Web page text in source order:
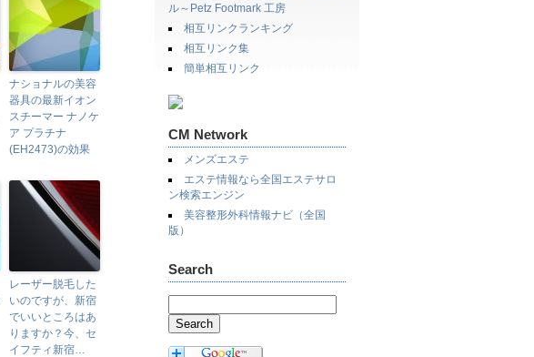
ル～Petz Footmark 工房
相互リンクランキング
相互リンク集
簡単相互リンク
CM Network
メンズエステ
エステ情報なら全国エステサロ
ン検索エンジン
美容整形外科情報ナビ（全国
版）
Search
ナショナルの美容
器具の最新イオン
スチーマー ナノケ
ア プラチナ
(EH2473)の効果
レーザー脱毛した
いのですが、新宿
でいいところはあ
りますか？今、セ
イフティ新宿…